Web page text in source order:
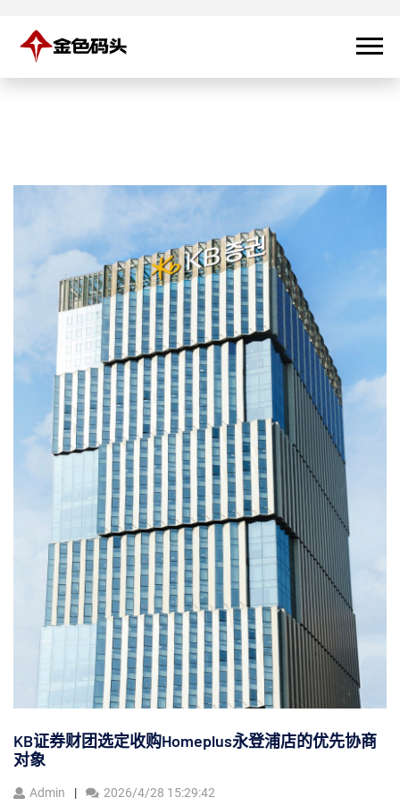
KB证券财团选定收购Homeplus永登浦店的优先协商
对象
Admin 2026/4/28 15:29:42